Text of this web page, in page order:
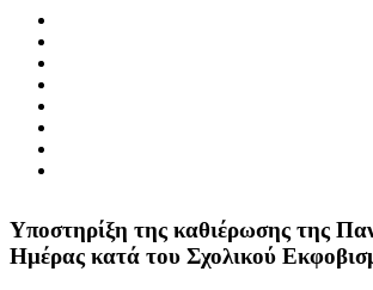
Yποστηρίξη της καθιέρωσης της
Ημέρας κατά του Σχολικού